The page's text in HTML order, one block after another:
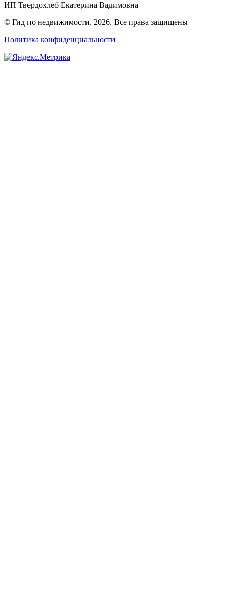
ИП Твердохлеб Екатерина Вадимовна
© Гид по недвижимости, 2026. Все права защищены
Политика конфиденциальности